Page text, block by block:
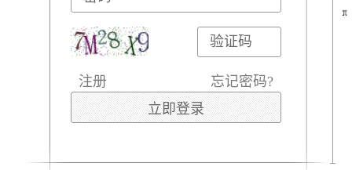
注册 忘记密码?